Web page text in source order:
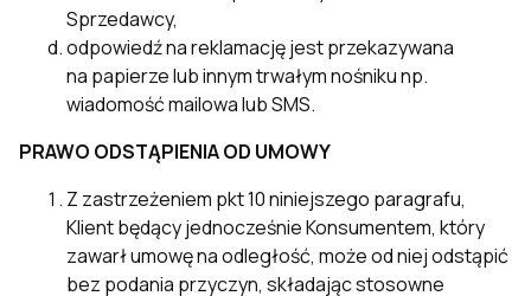
Sprzedawcy,
odpowiedź na reklamację jest przekazywana
na papierze lub innym trwałym nośniku np.
wiadomość mailowa lub SMS.
PRAWO ODSTĄPIENIA OD UMOWY
Z zastrzeżeniem pkt 10 niniejszego paragrafu,
Klient będący jednocześnie Konsumentem, który
zawarł umowę na odległość, może od niej odstąpić
bez podania przyczyn, składając stosowne